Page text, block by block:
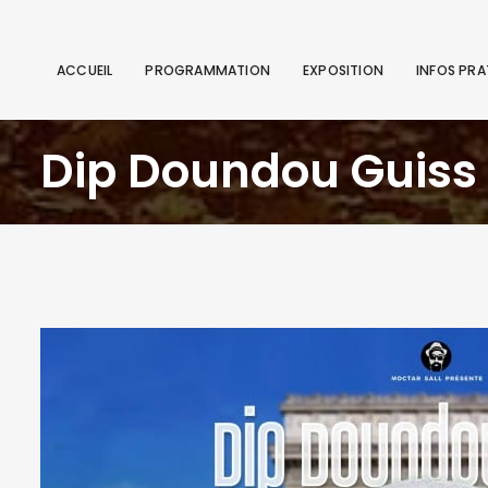
ACCUEIL PROGRAMMATION EXPOSITION INFOS
Dip Doundou Guiss